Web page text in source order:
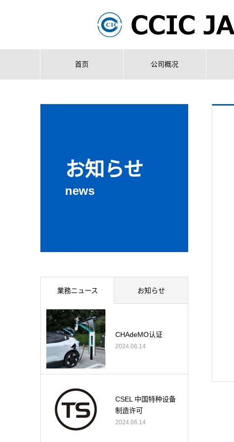
首页 公司概况
お知らせ
news
業務ニュース お知らせ
CHAdeMO认证
2024.06.14
CSEL 中国特种设备
制造许可
2024.06.14